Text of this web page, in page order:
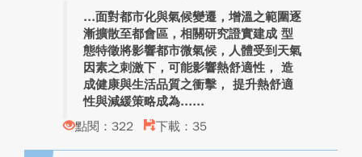
面對都市化與氣候變遷，增溫之範圍逐
漸擴散至都會區，相關研究證實建成 型
態特徵將影響都市微氣候，人體受到天氣
因素之刺激下，可能影響熱舒適性， 造
成健康與生活品質之衝擊， 提升熱舒適
性與減緩策略成為...
點閱：322
下載：35